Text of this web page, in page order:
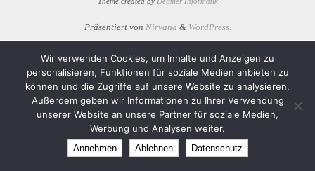
Präsentiert von Nirvana & WordPress.
Wir verwenden Cookies, um Inhalte und Anzeigen zu
personalisieren, Funktionen für soziale Medien anbieten zu
können und die Zugriffe auf unsere Website zu analysieren.
Außerdem geben wir Informationen zu Ihrer Verwendung
unserer Website an unsere Partner für soziale Medien,
Werbung und Analysen weiter.
Annehmen Ablehnen Datenschutz